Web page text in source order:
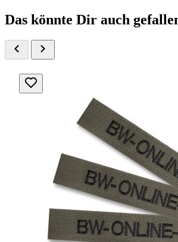
Das könnte Dir auch